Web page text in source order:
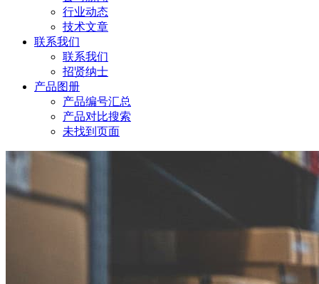
行业动态
技术文章
联系我们
联系我们
招贤纳士
产品图册
产品编号汇总
产品对比搜索
未找到页面